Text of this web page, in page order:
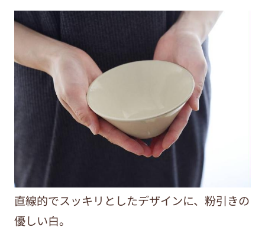
直線的でスッキリとしたデザインに、粉引きの
優しい白。